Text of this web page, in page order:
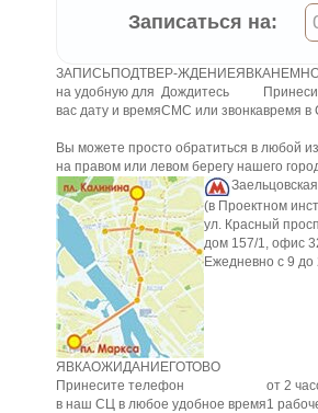
Записаться на:
ЗАПИСЬПОДТВЕР-ЖДЕНИЕЯВКА
на удобную для
вас дату и время
Дождитесь
СМС или звонкавремя в
Вы можете просто обратиться в любой
на правом или левом берегу нашего
Заельцовская
(в Проектном
ул. Красный
дом 157/1, офис
Ежедневно с 9 до
ЯВКАОЖИДАНИЕГОТОВО
Принесите телефон
в наш СЦ в любое удобное время
от 2
1